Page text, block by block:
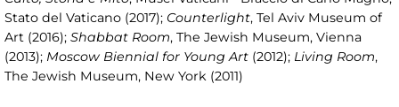
Stato del Vaticano (2017); Counterlight, Tel Aviv Museum of
Art (2016); Shabbat Room, The Jewish Museum, Vienna
(2013); Moscow Biennial for Young Art (2012); Living Room,
The Jewish Museum, New York (2011)